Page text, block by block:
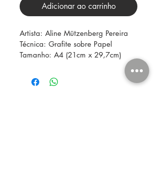
Adicionar ao carrinho
Artista: Aline Mützenberg Pereira
Técnica: Grafite sobre Papel
Tamanho: A4 (21cm x 29,7cm)